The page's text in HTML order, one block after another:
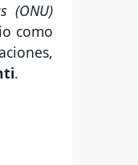
(ONU)
como
.